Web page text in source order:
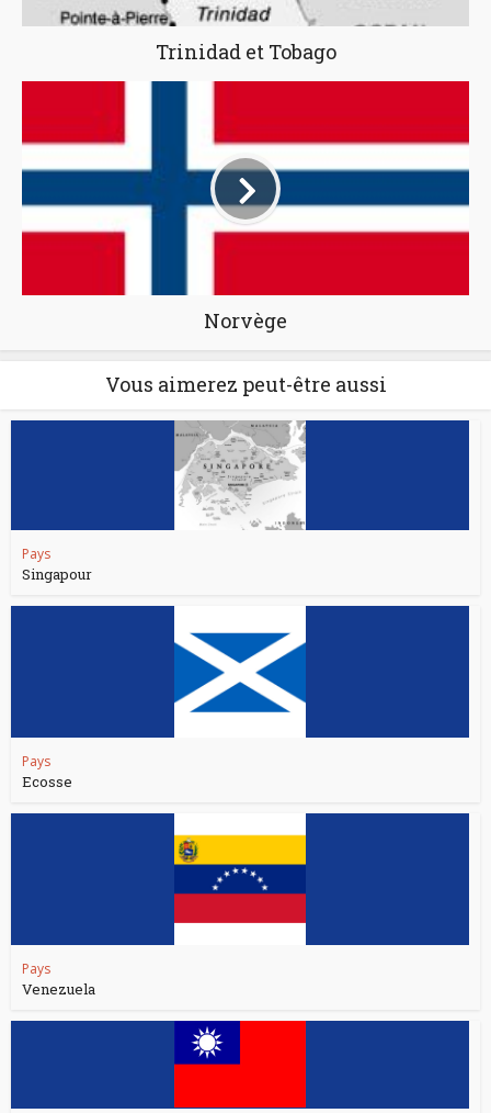
Trinidad et Tobago
Norvège
Vous aimerez peut-être aussi
Pays
Singapour
Pays
Ecosse
Pays
Venezuela